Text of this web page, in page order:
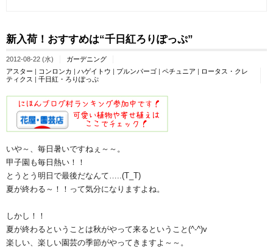
新入荷！おすすめは“千日紅ろりぽっぷ”
2012-08-22 (水)
ガーデニング
アスター | コンロンカ | ハゲイトウ | プルンパーゴ | ペチュニア | ロータス・クレ
ティクス | 千日紅・ろりぽっぷ
いや～、毎日暑いですねぇ～～。
甲子園も毎日熱い！！
とうとう明日で最後だなんて…..(T_T)
夏が終わる～！！って気分になりますよね。
しかし！！
夏が終わるということは秋がやって来るということ(^-^)v
楽しい、楽しい園芸の季節がやってきますよ～～。